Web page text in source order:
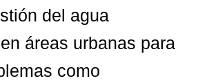
del agua
áreas urbanas para
como